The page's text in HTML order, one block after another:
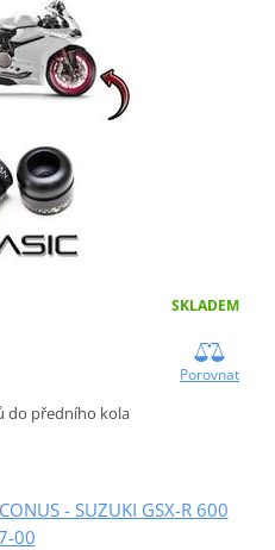
SKLADEM
Porovnat
do předního kola
- SUZUKI GSX-R 600
00